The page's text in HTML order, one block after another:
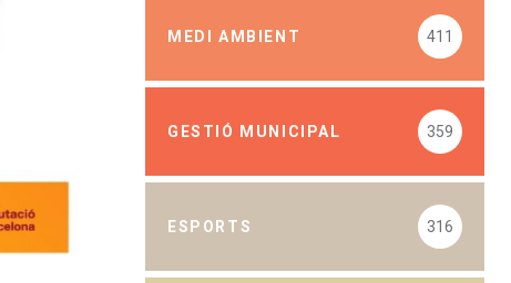
MEDI AMBIENT 411
GESTIÓ MUNICIPAL 359
ESPORTS 316